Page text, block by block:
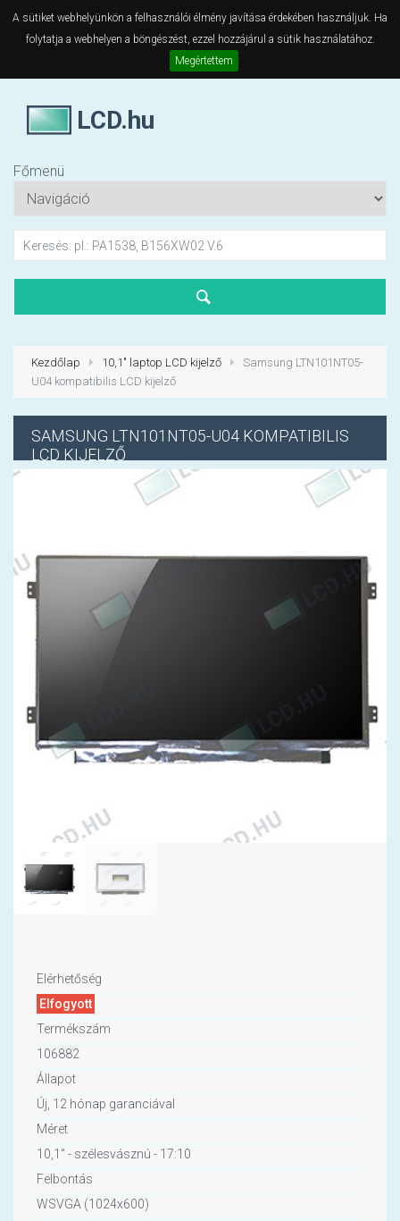
A sütiket webhelyünkön a felhasználói élmény javítása érdekében használjuk. Ha
folytatja a webhelyen a böngészést, ezzel hozzájárul a sütik használatához.
Megértettem
LCD.hu
Főmenü
Kezdőlap 10,1" laptop LCD kijelző
Samsung LTN101NT05-
U04 kompatibilis LCD kijelző
SAMSUNG LTN101NT05-U04 KOMPATIBILIS
LCD KIJELZŐ
Elérhetőség
Elfogyott
Termékszám
106882
Állapot
Új, 12 hónap garanciával
Méret
10,1" - szélesvásznú - 17:10
Felbontás
WSVGA (1024x600)